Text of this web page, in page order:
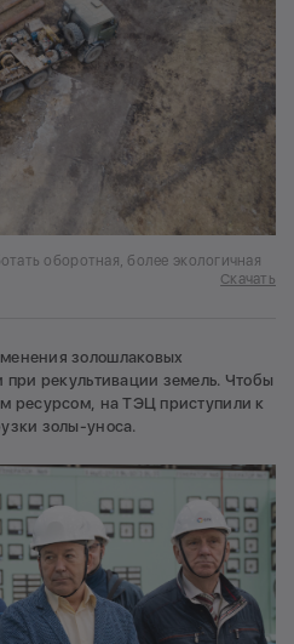
оборотная, более экологичная
Скачать
золошлаковых
при рекультивации земель. Чтобы
ресурсом, на ТЭЦ приступили к
золы-уноса.